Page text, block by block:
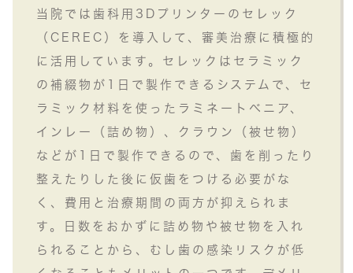
当院では歯科用3Dプリンターのセレック
（CEREC）を導入して、審美治療に積極的
に活用しています。セレックはセラミック
の補綴物が1日で製作できるシステムで、セ
ラミック材料を使ったラミネートべニア、
インレー（詰め物）、クラウン（被せ物）
などが1日で製作できるので、歯を削ったり
整えたりした後に仮歯をつける必要がな
く、費用と治療期間の両方が抑えられま
す。日数をおかずに詰め物や被せ物を入れ
られることから、むし歯の感染リスクが低